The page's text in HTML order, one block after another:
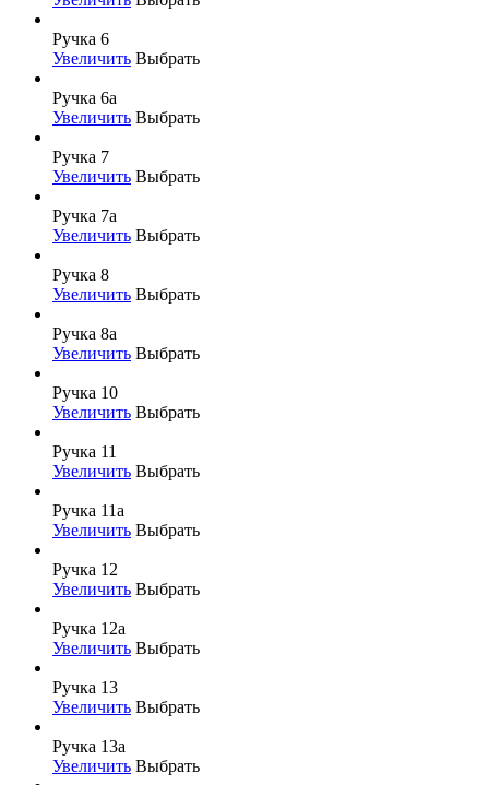
Ручка 6
Увеличить Выбрать
Ручка 6а
Увеличить Выбрать
Ручка 7
Увеличить Выбрать
Ручка 7а
Увеличить Выбрать
Ручка 8
Увеличить Выбрать
Ручка 8а
Увеличить Выбрать
Ручка 10
Увеличить Выбрать
Ручка 11
Увеличить Выбрать
Ручка 11а
Увеличить Выбрать
Ручка 12
Увеличить Выбрать
Ручка 12а
Увеличить Выбрать
Ручка 13
Увеличить Выбрать
Ручка 13а
Увеличить Выбрать